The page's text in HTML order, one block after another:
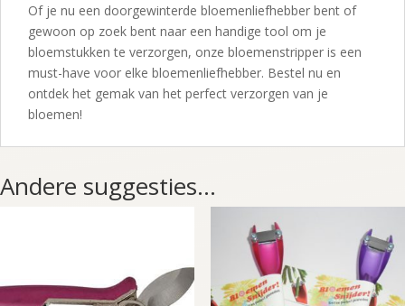
Of je nu een doorgewinterde bloemenliefhebber bent of
gewoon op zoek bent naar een handige tool om je
bloemstukken te verzorgen, onze bloemenstripper is een
must-have voor elke bloemenliefhebber. Bestel nu en
ontdek het gemak van het perfect verzorgen van je
bloemen!
Andere suggesties…